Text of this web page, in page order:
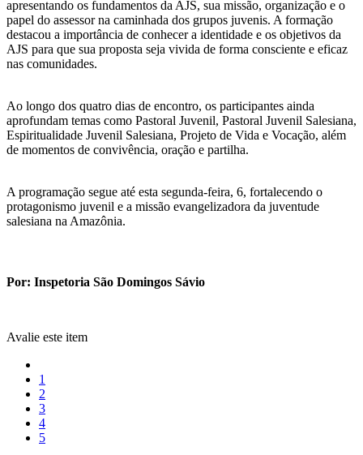
apresentando os fundamentos da AJS, sua missão, organização e o
papel do assessor na caminhada dos grupos juvenis. A formação
destacou a importância de conhecer a identidade e os objetivos da
AJS para que sua proposta seja vivida de forma consciente e eficaz
nas comunidades.
Ao longo dos quatro dias de encontro, os participantes ainda
aprofundam temas como Pastoral Juvenil, Pastoral Juvenil Salesiana,
Espiritualidade Juvenil Salesiana, Projeto de Vida e Vocação, além
de momentos de convivência, oração e partilha.
A programação segue até esta segunda-feira, 6, fortalecendo o
protagonismo juvenil e a missão evangelizadora da juventude
salesiana na Amazônia.
Por: Inspetoria São Domingos Sávio
Avalie este item
1
2
3
4
5